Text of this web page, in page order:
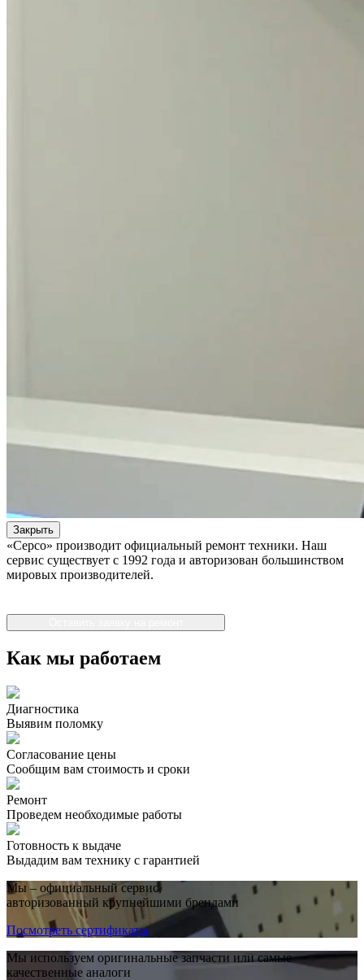
Закрыть
«Серсо» производит официальный ремонт техники. Наш
сервис существует с 1992 года и авторизован большинством
мировых производителей.
Как мы работаем
Диагностика
Выявим поломку
Согласование цены
Сообщим вам стоимость и сроки
Ремонт
Проведем необходимые работы
Готовность к выдаче
Выдадим вам технику с гарантией
Мы – официальный сервис,
авторизованный крупнейшими брендами
Посмотреть сертификаты
Мы используем оригинальные запчасти или самые
качественные аналоги